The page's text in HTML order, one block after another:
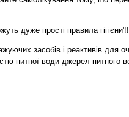
дуже прості правила гігієни'!!
засобів і реактивів для
питної води джерел питного